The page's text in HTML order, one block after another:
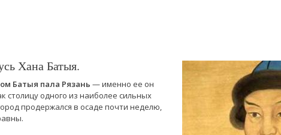
Хана Батыя.
Батыя пала Рязань — именно ее он
столицу одного из наиболее сильных
продержался в осаде почти неделю,